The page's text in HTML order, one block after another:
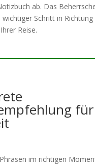
ab. Das
wichtiger Schritt in Richtung
Reise.
im richtigen